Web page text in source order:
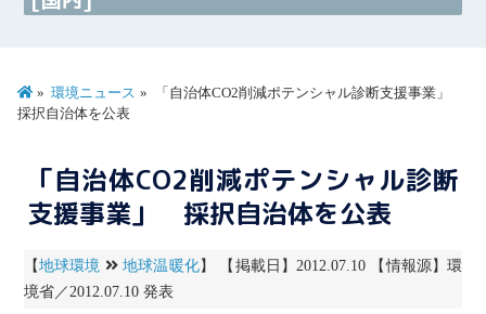
環境ニュース
「自治体CO2削減ポテンシャル診断支援事業」
採択自治体を公表
「自治体CO2削減ポテンシャル診断
支援事業」 採択自治体を公表
【地球環境 地球温暖化】 【掲載日】2012.07.10 【情報源】環
境省／2012.07.10 発表